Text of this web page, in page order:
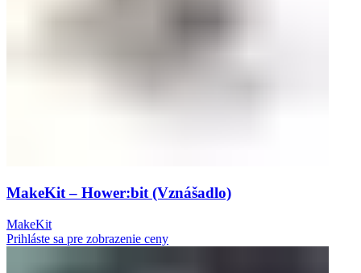
MakeKit – Hower:bit (Vznášadlo)
MakeKit
Prihláste sa pre zobrazenie ceny